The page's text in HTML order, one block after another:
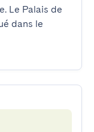
Le Palais de
dans le